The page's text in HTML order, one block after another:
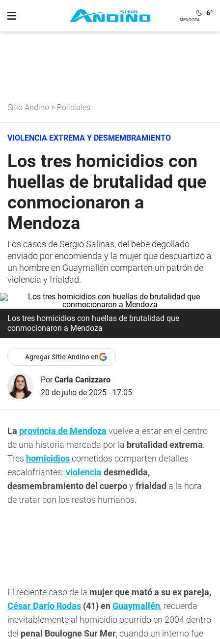
6°
Sitio Andino > Policiales
VIOLENCIA EXTREMA Y DESMEMBRAMIENTO
Los tres homicidios con
huellas de brutalidad que
conmocionaron a
Mendoza
Los casos de Sergio Salinas, del bebé degollado
enviado por encomienda y la mujer que descuartizó a
un hombre en Guaymallén comparten un patrón de
violencia y frialdad.
Los tres homicidios con huellas de brutalidad que
conmocionaron a Mendoza
Agregar Sitio Andino en
PorCarla Canizzaro
20 de julio de 2025 - 17:05
La provincia de Mendoza vuelve a estar en el centro
de una historia marcada por la brutalidad extrema.
Tres homicidioscometidos comparten detalles
escalofriantes: violencia desmedida,
desmembramiento del cuerpoy frialdad a la hora
de tratar con los restos humanos.
El reciente caso de la mujer que mató a su ex pareja,
César Darío Rodas (41) en Guaymallén, recuerda
inevitablemente al homicidio ocurrido en 2004 dentro
del penal Boulogne Sur Mer, cuando un interno fue